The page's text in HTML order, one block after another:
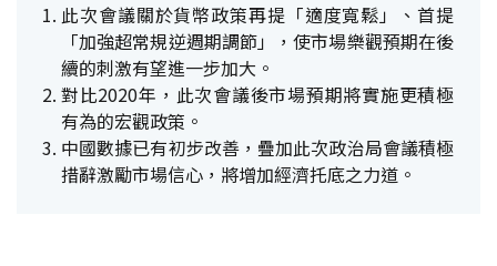
此次會議關於貨幣政策再提「適度寬鬆」、首提
「加強超常規逆週期調節」，使市場樂觀預期在後
續的刺激有望進一步加大。
對比2020年，此次會議後市場預期將實施更積極
有為的宏觀政策。
中國數據已有初步改善，疊加此次政治局會議積極
措辭激勵市場信心，將增加經濟托底之力道。